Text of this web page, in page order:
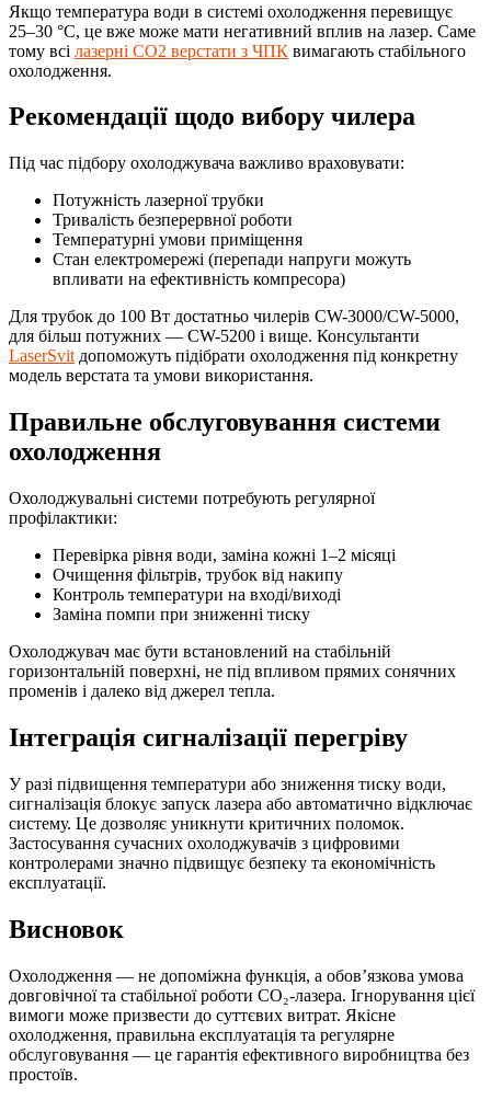
Якщо температура води в системі охолодження перевищує
25–30 °C, це вже може мати негативний вплив на лазер. Саме
тому всі лазерні СО2 верстати з ЧПК вимагають стабільного
охолодження.
Рекомендації щодо вибору чилера
Під час підбору охолоджувача важливо враховувати:
Потужність лазерної трубки
Тривалість безперервної роботи
Температурні умови приміщення
Стан електромережі (перепади напруги можуть
впливати на ефективність компресора)
Для трубок до 100 Вт достатньо чилерів CW-3000/CW-5000,
для більш потужних — CW-5200 і вище. Консультанти
LaserSvit допоможуть підібрати охолодження під конкретну
модель верстата та умови використання.
Правильне обслуговування системи
охолодження
Охолоджувальні системи потребують регулярної
профілактики:
Перевірка рівня води, заміна кожні 1–2 місяці
Очищення фільтрів, трубок від накипу
Контроль температури на вході/виході
Заміна помпи при зниженні тиску
Охолоджувач має бути встановлений на стабільній
горизонтальній поверхні, не під впливом прямих сонячних
променів і далеко від джерел тепла.
Інтеграція сигналізації перегріву
У разі підвищення температури або зниження тиску води,
сигналізація блокує запуск лазера або автоматично відключає
систему. Це дозволяє уникнути критичних поломок.
Застосування сучасних охолоджувачів з цифровими
контролерами значно підвищує безпеку та економічність
експлуатації.
Висновок
Охолодження — не допоміжна функція, а обов’язкова умова
довговічної та стабільної роботи CO₂-лазера. Ігнорування цієї
вимоги може призвести до суттєвих витрат. Якісне
охолодження, правильна експлуатація та регулярне
обслуговування — це гарантія ефективного виробництва без
простоїв.